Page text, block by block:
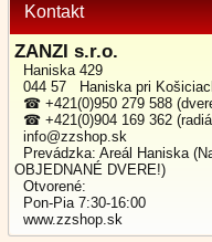
Kontakt
ZANZI s.r.o.
Haniska 429
044 57 Haniska pri
☎ +421(0)950 279 588
☎ +421(0)904 169 362
info@zzshop.sk
Prevádzka: Areál Haniska
OBJEDNANÉ DVERE!)
Otvorené:
Pon-Pia 7:30-16:00
www.zzshop.sk